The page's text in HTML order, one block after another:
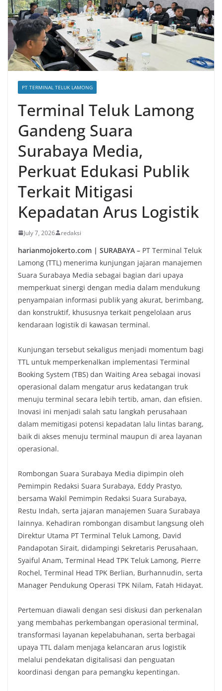
PT TERMINAL TELUK LAMONG
Terminal Teluk Lamong
Gandeng Suara
Surabaya Media,
Perkuat Edukasi Publik
Terkait Mitigasi
Kepadatan Arus Logistik
July 7, 2026 redaksi
harianmojokerto.com | SURABAYA – PT Terminal Teluk
Lamong (TTL) menerima kunjungan jajaran manajemen
Suara Surabaya Media sebagai bagian dari upaya
memperkuat sinergi dengan media dalam mendukung
penyampaian informasi publik yang akurat, berimbang,
dan konstruktif, khususnya terkait pengelolaan arus
kendaraan logistik di kawasan terminal.
Kunjungan tersebut sekaligus menjadi momentum bagi
TTL untuk memperkenalkan implementasi Terminal
Booking System (TBS) dan Waiting Area sebagai inovasi
operasional dalam mengatur arus kedatangan truk
menuju terminal secara lebih tertib, aman, dan efisien.
Inovasi ini menjadi salah satu langkah perusahaan
dalam memitigasi potensi kepadatan lalu lintas barang,
baik di akses menuju terminal maupun di area layanan
operasional.
Rombongan Suara Surabaya Media dipimpin oleh
Pemimpin Redaksi Suara Surabaya, Eddy Prastyo,
bersama Wakil Pemimpin Redaksi Suara Surabaya,
Restu Indah, serta jajaran manajemen Suara Surabaya
lainnya. Kehadiran rombongan disambut langsung oleh
Direktur Utama PT Terminal Teluk Lamong, David
Pandapotan Sirait, didampingi Sekretaris Perusahaan,
Syaiful Anam, Terminal Head TPK Teluk Lamong, Pierre
Rochel, Terminal Head TPK Berlian, Burhannudin, serta
Manager Pendukung Operasi TPK Nilam, Fatah Hidayat.
Pertemuan diawali dengan sesi diskusi dan perkenalan
yang membahas perkembangan operasional terminal,
transformasi layanan kepelabuhanan, serta berbagai
upaya TTL dalam menjaga kelancaran arus logistik
melalui pendekatan digitalisasi dan penguatan
koordinasi dengan para pemangku kepentingan.